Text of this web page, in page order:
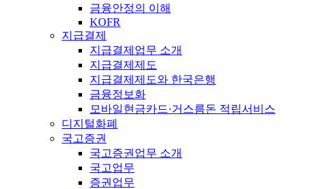
금융안정의 이해
KOFR
지급결제
지급결제업무 소개
지급결제제도
지급결제제도와 한국은행
금융정보화
모바일현금카드·거스름돈 적립서비스
디지털화폐
국고증권
국고증권업무 소개
국고업무
증권업무